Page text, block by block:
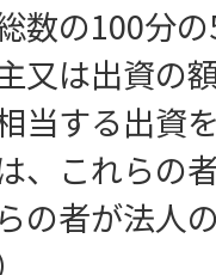
数の100分
又は出資の
当する出資
、これらの
の者が法人